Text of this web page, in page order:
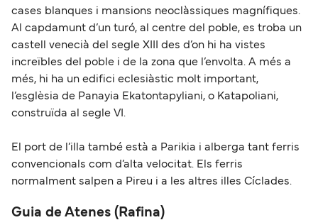
cases blanques i mansions neoclàssiques magnífiques.
Al capdamunt d’un turó, al centre del poble, es troba un
castell venecià del segle XIII des d’on hi ha vistes
increïbles del poble i de la zona que l’envolta. A més a
més, hi ha un edifici eclesiàstic molt important,
l’esglèsia de Panayia Ekatontapyliani, o Katapoliani,
construïda al segle VI.
El port de l’illa també està a Parikia i alberga tant ferris
convencionals com d’alta velocitat. Els ferris
normalment salpen a Pireu i a les altres illes Cíclades.
Guia de Atenes (Rafina)